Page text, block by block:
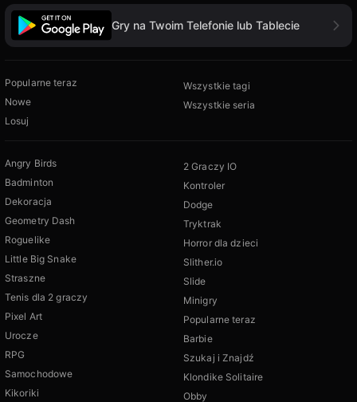
Gry na Twoim Telefonie lub Tablecie
Popularne teraz
Nowe
Losuj
Wszystkie tagi
Wszystkie seria
Angry Birds
Badminton
Dekoracja
Geometry Dash
Roguelike
Little Big Snake
Straszne
Tenis dla 2 graczy
Pixel Art
Urocze
RPG
Samochodowe
Kikoriki
2 Graczy IO
Kontroler
Dodge
Tryktrak
Horror dla dzieci
Slither.io
Slide
Minigry
Popularne teraz
Barbie
Szukaj i Znajdź
Klondike Solitaire
Obby